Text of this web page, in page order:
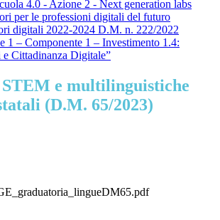
4.0 - Azione 2 - Next generation labs
per le professioni digitali del futuro
digitali 2022-2024 D.M. n. 222/2022
1 – Componente 1 – Investimento 1.4:
e Cittadinanza Digitale”
STEM e multilinguistiche
(D.M. 65/2023)